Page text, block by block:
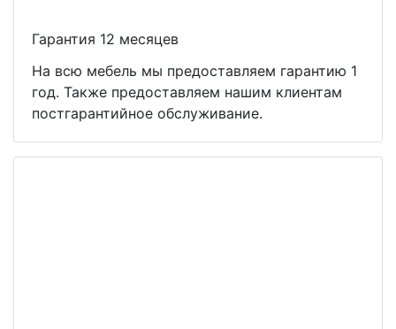
Гарантия 12 месяцев
На всю мебель мы предоставляем гарантию 1
год. Также предоставляем нашим клиентам
постгарантийное обслуживание.